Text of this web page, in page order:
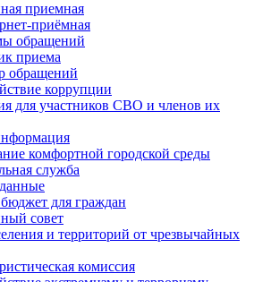
приемная
приёмная
обращений
приема
обращений
коррупции
для участников СВО и членов их
комфортной городской среды
служба
для граждан
совет
и территорий от чрезвычайных
комиссия